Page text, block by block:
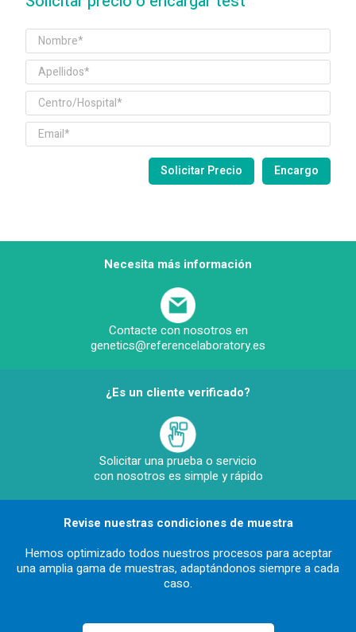
Necesita más información
Contacte con nosotros en
genetics@referencelaboratory.es
¿Es un cliente verificado?
Solicitar una prueba o servicio
con nosotros es simple y rápido
Revise nuestras condiciones de muestra
Hemos optimizado todos nuestros procesos para aceptar
una amplia gama de muestras, adaptándonos siempre a cada
caso.